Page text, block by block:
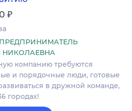
₽
НИКОЛАЕВНА
компанию требуются
и порядочные люди, готовые
в дружной команде,
городах!